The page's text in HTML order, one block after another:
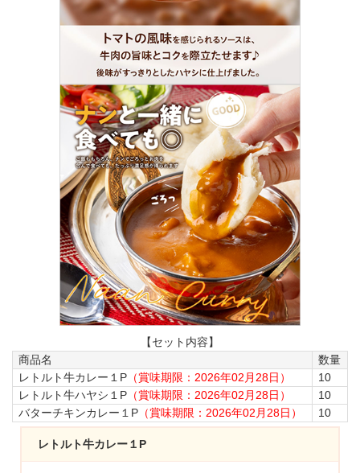
【セット内容】
商品名
数量
レトルト牛カレー１P （賞味期限：2026年02月28日）
10
レトルト牛ハヤシ１P （賞味期限：2026年02月28日）
10
バターチキンカレー１P （賞味期限：2026年02月28日） 10
レトルト牛カレー１P